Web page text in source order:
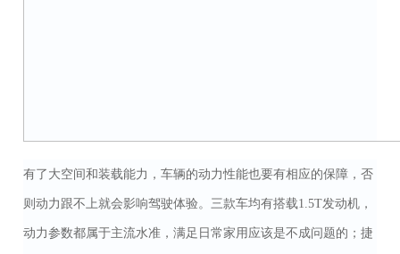
有了大空间和装载能力，车辆的动力性能也要有相应的保障，否
则动力跟不上就会影响驾驶体验。三款车均有搭载1.5T发动机，
动力参数都属于主流水准，满足日常家用应该是不成问题的；捷